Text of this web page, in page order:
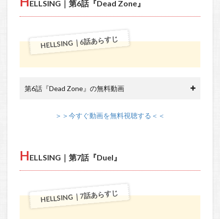
ELLSING｜第6話『Dead Zone』
HELLSING｜6話あらすじ
第6話『Dead Zone』の無料動画
＞＞今すぐ動画を無料視聴する＜＜
HELLSING｜第7話『Duel』
HELLSING｜7話あらすじ